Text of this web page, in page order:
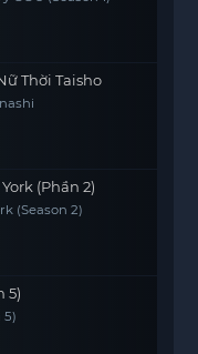
Thời Taisho
(Phần 2)
(Season 2)
5)
5)